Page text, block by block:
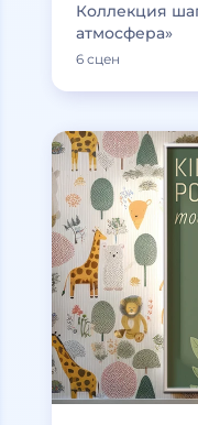
Коллекция
атмосфера»
6 сцен